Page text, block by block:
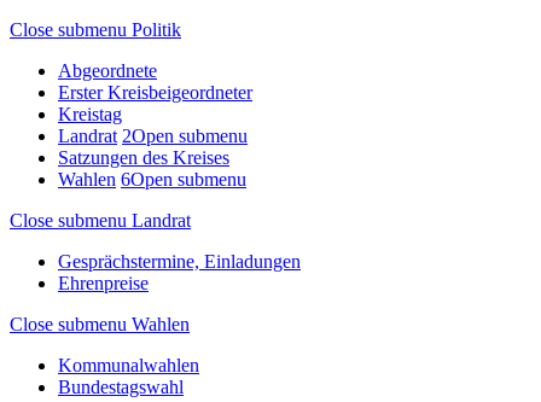
Close submenu Politik
Abgeordnete
Erster Kreisbeigeordneter
Kreistag
Landrat 2Open submenu
Satzungen des Kreises
Wahlen 6Open submenu
Close submenu Landrat
Gesprächstermine, Einladungen
Ehrenpreise
Close submenu Wahlen
Kommunalwahlen
Bundestagswahl